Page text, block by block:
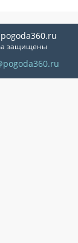
защищены